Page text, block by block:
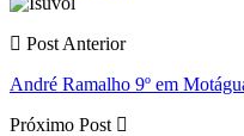
Post Anterior
André Ramalho 9º em
Próximo Post